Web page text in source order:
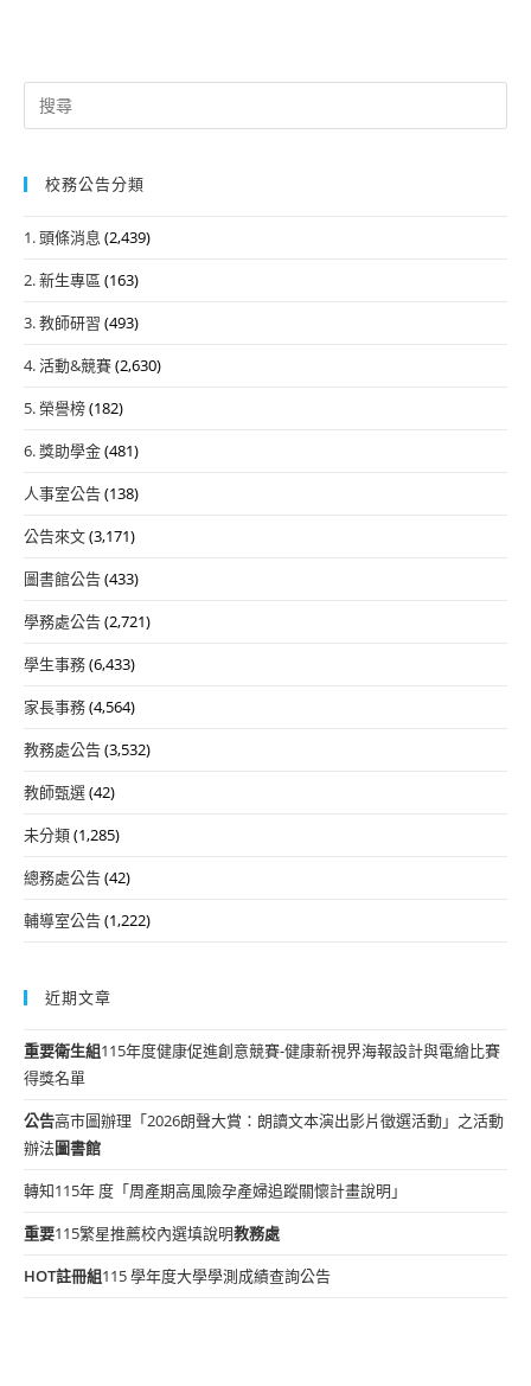
Search
for:
校務公告分類
1. 頭條消息 (2,439)
2. 新生專區 (163)
3. 教師研習 (493)
4. 活動&競賽(2,630)
5. 榮譽榜(182)
6. 獎助學金(481)
人事室公告(138)
公告來文(3,171)
圖書館公告(433)
學務處公告(2,721)
學生事務(6,433)
家長事務(4,564)
教務處公告(3,532)
教師甄選(42)
未分類(1,285)
總務處公告(42)
輔導室公告(1,222)
近期文章
重要衛生組115年度健康促進創意競賽-健康新視界海報設計與電繪比賽
得獎名單
公告高市圖辦理「2026朗聲大賞：朗讀文本演出影片徵選活動」之活動
辦法圖書館
轉知115年 度「周產期高風險孕產婦追蹤關懷計畫說明」
重要115繁星推薦校內選填說明教務處
HOT註冊組115 學年度大學學測成績查詢公告